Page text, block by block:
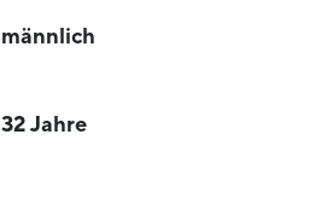
männlich
32 Jahre